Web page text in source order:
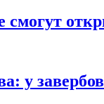
смогут
у